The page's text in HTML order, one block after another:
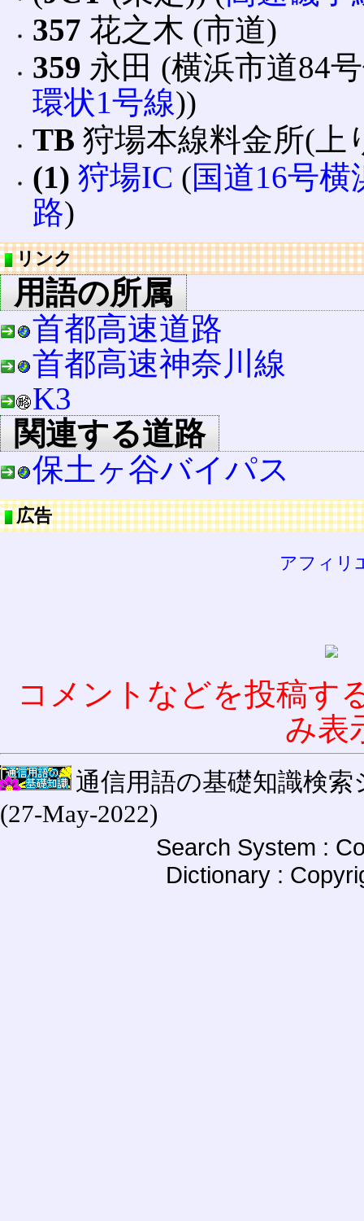
357 花之木 (市道)
359 永田 (横浜市道84
環状1号線))
TB 狩場本線料金所(上
(1) 狩場IC (国道16号横
路)
リンク
用語の所属
首都高速道路
首都高速神奈川線
K3
関連する道路
保土ヶ谷バイパス
広告
アフィリ
コメントなどを投稿す
み表
通信用語の基礎知識検索
(27-May-2022)
Search System :
Dictionary :